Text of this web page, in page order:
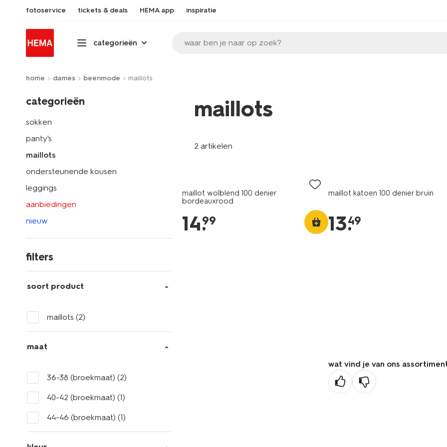
fotoservice tickets & deals HEMA app inspiratie
categorieën waar ben je naar op zoek?
home dames beenmode maillots
categorieën
sokken
panty's
maillots
ondersteunende kousen
leggings
aanbiedingen
nieuw
filters
soort product
maillots (2)
maat
36-38 (broekmaat) (2)
40-42 (broekmaat) (1)
44-46 (broekmaat) (1)
maillots
2 artikelen
maillot wolblend 100 denier
bordeauxrood
14.
99
maillot katoen 100 denier bruin
13.
49
wat vind je van ons